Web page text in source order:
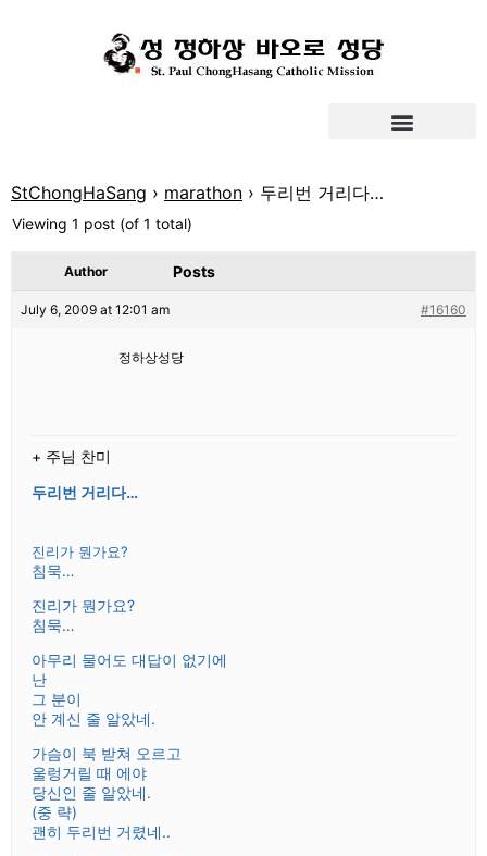
StChongHaSang › marathon › 두리번 거리다…
Viewing 1 post (of 1 total)
Author Posts
July 6, 2009 at 12:01 am #16160
정하상성당
+ 주님 찬미
두리번 거리다…
진리가 뭔가요?
침묵…
진리가 뭔가요?
침묵…
아무리 물어도 대답이 없기에
난
그 분이
안 계신 줄 알았네.
가슴이 북 받쳐 오르고
울렁거릴 때 에야
당신인 줄 알았네.
(중 략)
괜히 두리번 거렸네..